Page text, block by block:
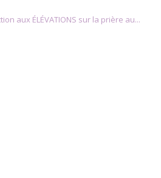
aux ÉLÉVATIONS sur la prière au...